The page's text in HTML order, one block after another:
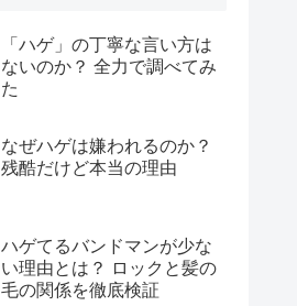
「ハゲ」の丁寧な言い方は
ないのか？ 全力で調べてみ
た
なぜハゲは嫌われるのか？
残酷だけど本当の理由
ハゲてるバンドマンが少な
い理由とは？ ロックと髪の
毛の関係を徹底検証